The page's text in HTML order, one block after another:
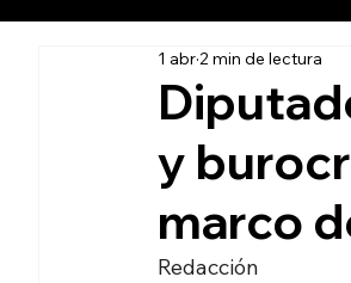
y
marco
1 abr2 min de lectura
Redacción